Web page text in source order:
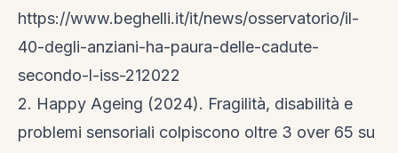
https://www.beghelli.it/it/news/osservatorio/il-
40-degli-anziani-ha-paura-delle-cadute-
secondo-l-iss-212022
2. Happy Ageing (2024). Fragilità, disabilità e
problemi sensoriali colpiscono oltre 3 over 65 su